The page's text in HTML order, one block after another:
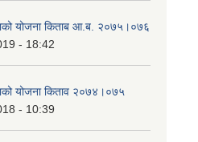
योजना किताब आ.ब. २०७५।०७६
- 18:42
योजना किताव २०७४।०७५
- 10:39